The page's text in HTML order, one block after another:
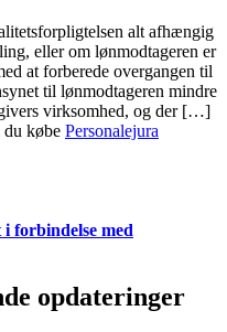
alt afhængig
eller om lønmodtageren er
at forberede overgangen til
til lønmodtageren mindre
virksomhed, og der […]
du købe Personalejura
forbindelse med
opdateringer